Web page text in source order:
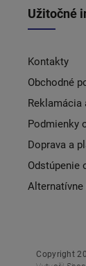
Užitočné
Kontakty
Obchodné
Reklamácia
Podmienky
Doprava a
Odstúpenie
Copyright